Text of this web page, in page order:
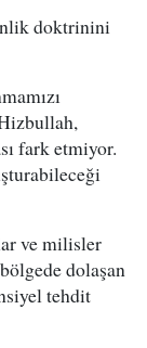
doktrinini
fark etmiyor.
ve milisler
dolaşan
tehdit